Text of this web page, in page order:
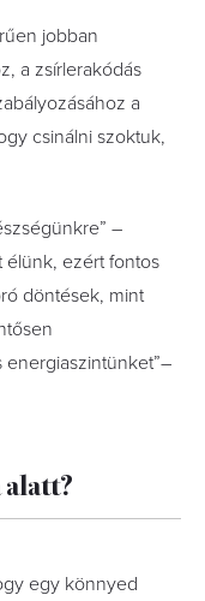
jobban
a zsírlerakódás
a
csinálni szoktuk,
–
élünk, ezért fontos
döntések, mint
egy könnyed